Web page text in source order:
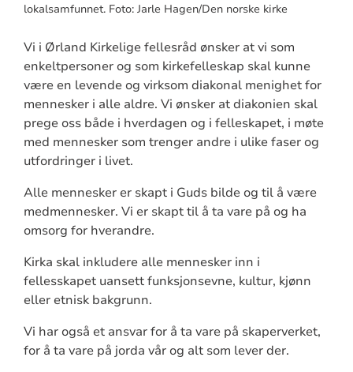
lokalsamfunnet. Foto: Jarle Hagen/Den norske kirke
Vi i Ørland Kirkelige fellesråd ønsker at vi som
enkeltpersoner og som kirkefelleskap skal kunne
være en levende og virksom diakonal menighet for
mennesker i alle aldre. Vi ønsker at diakonien skal
prege oss både i hverdagen og i felleskapet, i møte
med mennesker som trenger andre i ulike faser og
utfordringer i livet.
Alle mennesker er skapt i Guds bilde og til å være
medmennesker. Vi er skapt til å ta vare på og ha
omsorg for hverandre.
Kirka skal inkludere alle mennesker inn i
fellesskapet uansett funksjonsevne, kultur, kjønn
eller etnisk bakgrunn.
Vi har også et ansvar for å ta vare på skaperverket,
for å ta vare på jorda vår og alt som lever der.